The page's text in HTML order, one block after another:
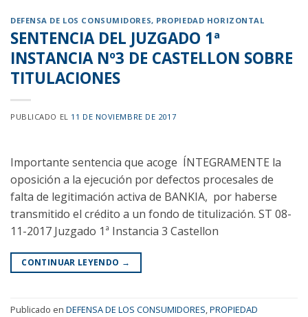
DEFENSA DE LOS CONSUMIDORES, PROPIEDAD HORIZONTAL
SENTENCIA DEL JUZGADO 1ª
INSTANCIA Nº3 DE CASTELLON SOBRE
TITULACIONES
PUBLICADO EL 11 DE NOVIEMBRE DE 2017
Importante sentencia que acoge ÍNTEGRAMENTE la
oposición a la ejecución por defectos procesales de
falta de legitimación activa de BANKIA, por haberse
transmitido el crédito a un fondo de titulización. ST 08-
11-2017 Juzgado 1ª Instancia 3 Castellon
CONTINUAR LEYENDO →
Publicado en DEFENSA DE LOS CONSUMIDORES,PROPIEDAD